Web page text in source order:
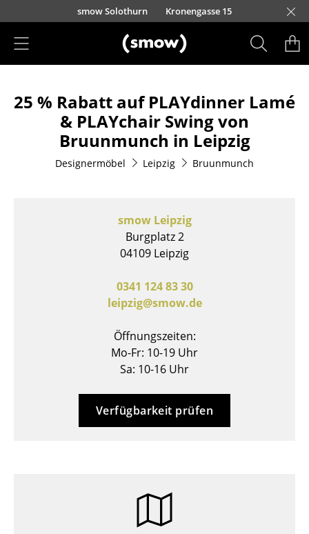
Direkt zum Inhaltsmow Solothurn Kronengasse 15
Sitzmöbel
Esszimmerstühle
Sofas
Gartenstühle
25 % Rabatt auf PLAYdinner Lamé
& PLAYchair Swing von
Bruunmunch in Leipzig
Designermöbel Leipzig Bruunmunch
smow Leipzig
Burgplatz 2
04109 Leipzig
0341 124 83 30
leipzig@smow.de
Öffnungszeiten:
Mo-Fr: 10-19 Uhr
Sa: 10-16 Uhr
Verfügbarkeit prüfen